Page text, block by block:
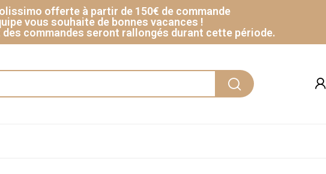
offerte à partir de 150€ de commande
vous souhaite de bonnes vacances !
commandes seront rallongés durant cette période.